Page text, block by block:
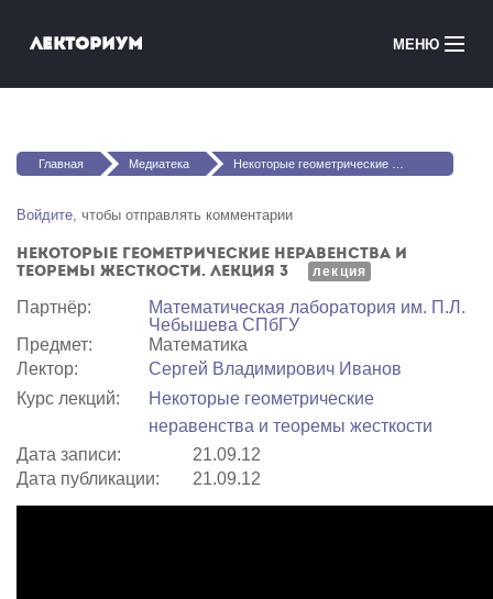
Лекториум МЕНЮ
Медиатека
Courses in English
Войти
Вы здесь
Главная Медиатека Некоторые геометрические неравенства и теоремы жесткости. Лекция 3
Войдите, чтобы отправлять комментарии
Некоторые геометрические неравенства и
теоремы жесткости. Лекция 3
лекция
Партнёр:
Математичеcкая лаборатория им. П.Л.
Чебышева СПбГУ
Предмет:
Математика
Лектор:
Сергей Владимирович Иванов
Курс лекций:
Некоторые геометрические
неравенства и теоремы жесткости
Дата записи:
21.09.12
Дата публикации:
21.09.12